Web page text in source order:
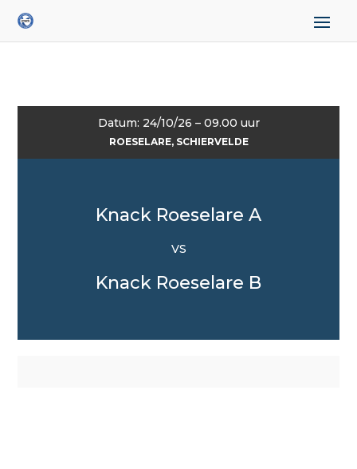
Datum: 24/10/26 – 09.00 uur
ROESELARE, SCHIERVELDE
Knack Roeselare A
VS
Knack Roeselare B